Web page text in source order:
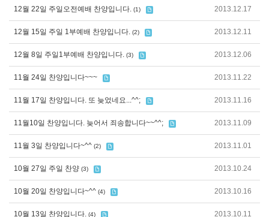
12월 22일 주일오전예배 찬양입니다. (1) 2013.12.17
12월 15일 주일 1부예배 찬양입니다. (2) 2013.12.11
12월 8일 주일1부예배 찬양입니다. (3) 2013.12.06
11월 24일 찬양입니다~~~ 2013.11.22
11월 17일 찬양입니다. 또 늦었네요...^^; 2013.11.16
11월10일 찬양입니다. 늦어서 죄송합니다~~^^; 2013.11.09
11월 3일 찬양입니다~^^ (2) 2013.11.01
10월 27일 주일 찬양 (3) 2013.10.24
10월 20일 찬양입니다~^^ (4) 2013.10.16
10월 13일 찬양입니다. (4) 2013.10.11